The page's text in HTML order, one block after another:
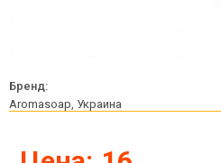
Бренд:
Aromasoap, Украина